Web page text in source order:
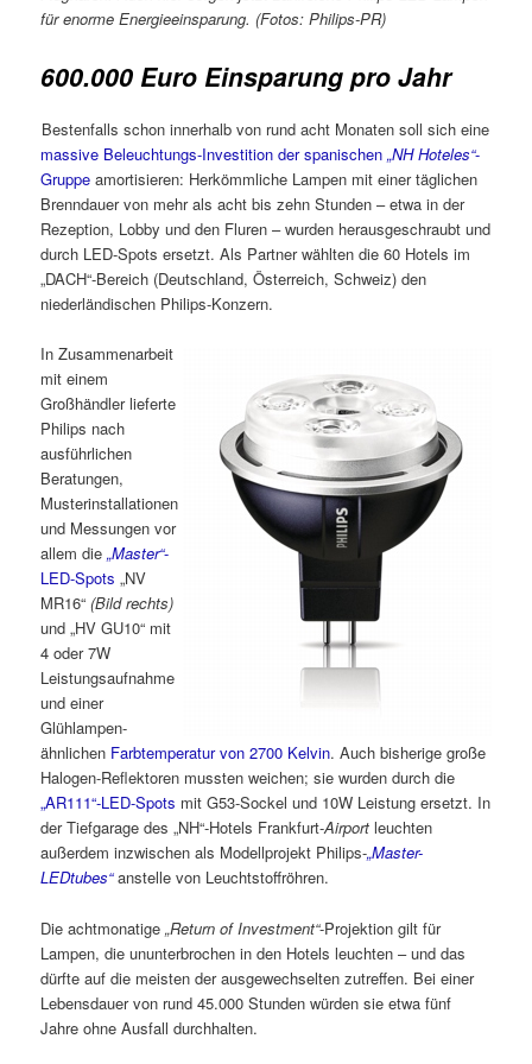
für enorme Energieeinsparung. (Fotos: Philips-PR)
600.000 Euro Einsparung pro Jahr
Bestenfalls schon innerhalb von rund acht Monaten soll sich eine
massive Beleuchtungs-Investition der spanischen„NH Hoteles“-
Gruppe amortisieren: Herkömmliche Lampen mit einer täglichen
Brenndauer von mehr als acht bis zehn Stunden – etwa in der
Rezeption, Lobby und den Fluren – wurden herausgeschraubt und
durch LED-Spots ersetzt. Als Partner wählten die 60 Hotels im
„DACH“-Bereich (Deutschland, Österreich, Schweiz) den
niederländischen Philips-Konzern.
In Zusammenarbeit
mit einem
Großhändler lieferte
Philips nach
ausführlichen
Beratungen,
Musterinstallationen
und Messungen vor
allem die„Master“-
LED-Spots „NV
MR16“(Bild rechts)
und „HV GU10“ mit
4 oder 7W
Leistungsaufnahme
und einer
Glühlampen-
ähnlichen Farbtemperatur von 2700 Kelvin. Auch bisherige große
Halogen-Reflektoren mussten weichen; sie wurden durch die
„AR111“-LED-Spots mit G53-Sockel und 10W Leistung ersetzt. In
der Tiefgarage des „NH“-Hotels Frankfurt-Airport leuchten
außerdem inzwischen als Modellprojekt Philips-„Master-
LEDtubes“anstelle von Leuchtstoffröhren.
Die achtmonatige„Return of Investment“-Projektion gilt für
Lampen, die ununterbrochen in den Hotels leuchten – und das
dürfte auf die meisten der ausgewechselten zutreffen. Bei einer
Lebensdauer von rund 45.000 Stunden würden sie etwa fünf
Jahre ohne Ausfall durchhalten.